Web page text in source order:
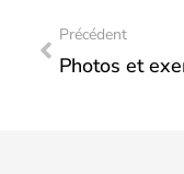
Précédent
Photos et